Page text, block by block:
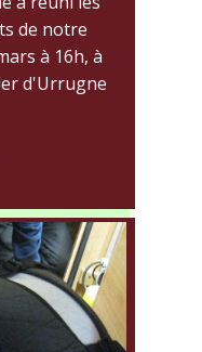
de notre
à 16h, à
d'Urrugne